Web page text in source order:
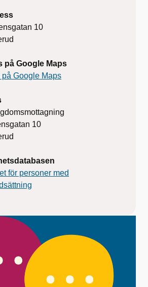
10
på Google Maps
Google Maps
10
för personer med